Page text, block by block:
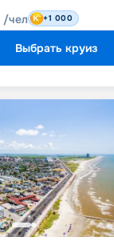
/чел +1 000
Выбрать круиз